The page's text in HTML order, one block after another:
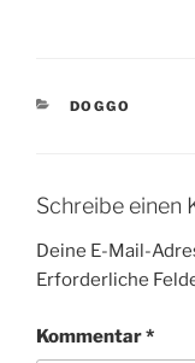
KATEGORIEN
DOGGO
Schreibe einen
Deine E-Mail-
Erforderliche
Kommentar*